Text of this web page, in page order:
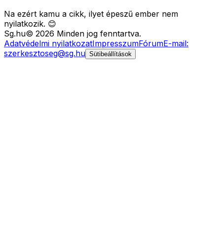
Na ezért kamu a cikk, ilyet épeszű ember nem
nyilatkozik. 😊
Sg.hu© 2026 Minden jog fenntartva.
Adatvédelmi nyilatkozatImpresszumFórumE-mail:
szerkesztoseg@sg.hu Sütibeállítások